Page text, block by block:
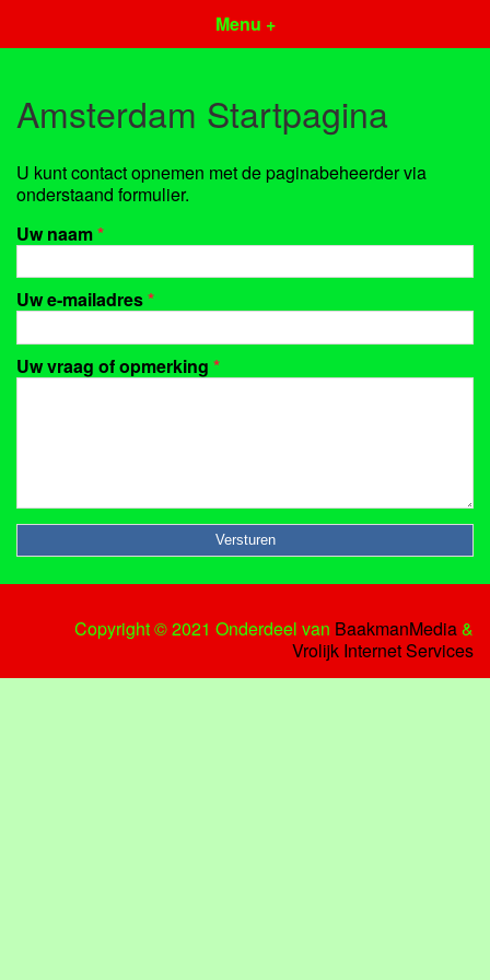
Menu +
Amsterdam Startpagina
U kunt contact opnemen met de paginabeheerder via
onderstaand formulier.
Uw naam*
Uw e-mailadres*
Uw vraag of opmerking *
Copyright © 2021 Onderdeel van BaakmanMedia&
Vrolijk Internet Services